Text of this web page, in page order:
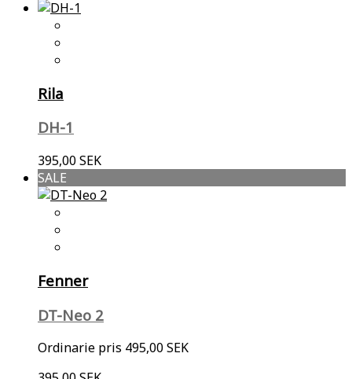
Rila
DH-1
395,00 SEK
SALE
Fenner
DT-Neo 2
Ordinarie pris 495,00 SEK